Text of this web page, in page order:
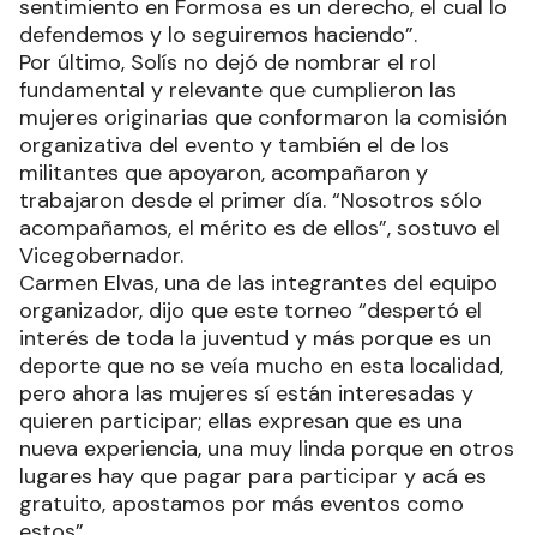
sentimiento en Formosa es un derecho, el cual lo
defendemos y lo seguiremos haciendo”.
Por último, Solís no dejó de nombrar el rol
fundamental y relevante que cumplieron las
mujeres originarias que conformaron la comisión
organizativa del evento y también el de los
militantes que apoyaron, acompañaron y
trabajaron desde el primer día. “Nosotros sólo
acompañamos, el mérito es de ellos”, sostuvo el
Vicegobernador.
Carmen Elvas, una de las integrantes del equipo
organizador, dijo que este torneo “despertó el
interés de toda la juventud y más porque es un
deporte que no se veía mucho en esta localidad,
pero ahora las mujeres sí están interesadas y
quieren participar; ellas expresan que es una
nueva experiencia, una muy linda porque en otros
lugares hay que pagar para participar y acá es
gratuito, apostamos por más eventos como